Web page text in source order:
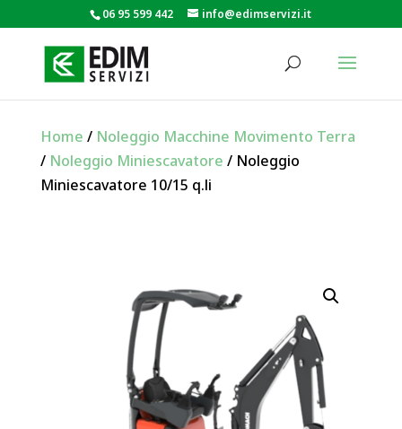
06 95 599 442 info@edimservizi.it
Home / Noleggio Macchine Movimento Terra
/ Noleggio Miniescavatore / Noleggio
Miniescavatore 10/15 q.li